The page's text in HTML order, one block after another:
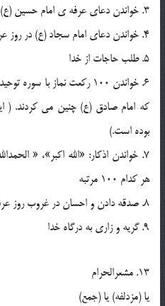
3. خواندن دعای عرفه ی امام حسین (ع)
4. خواندن دعای امام سجاد (ع) در روز عرفه
5. طلب حاجات از خدا
6. خواندن 100 رکعت نماز با
که امام صادق (ع) چنین می کردند. ( این
بوده است.)
7. خواندن اذکار: «الله اکبر»، «
هر کدام 100 مرتبه
8. صدقه دادن و احسان در غروب روز عرفه
9. گریه و زاری به درگاه خدا
13. مشعرالحرام
یا (مزدلفه) یا (جمع)